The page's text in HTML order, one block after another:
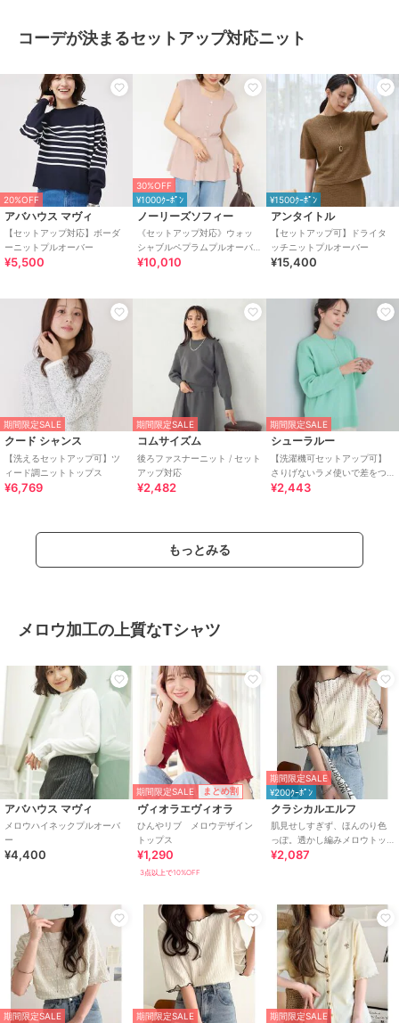
コーデが決まるセットアップ対応ニット
20%OFF
アバハウス マヴィ
【セットアップ対応】ボーダ
ーニットプルオーバー
¥5,500
30%OFF
¥1000ｸｰﾎﾟﾝ
ノーリーズソフィー
《セットアップ対応》ウォッ
シャブルペプラムプルオーバ
ー
¥10,010
¥1500ｸｰﾎﾟﾝ
アンタイトル
【セットアップ可】ドライタ
ッチニットプルオーバー
¥15,400
期間限定SALE
クード シャンス
【洗えるセットアップ可】ツ
ィード調ニットトップス
¥6,769
期間限定SALE
コムサイズム
後ろファスナーニット / セット
アップ対応
¥2,482
期間限定SALE
シューラルー
【洗濯機可セットアップ可】
さりげないラメ使いで差をつ
ける クルーネックニット
¥2,443
もっとみる
メロウ加工の上質なTシャツ
アバハウス マヴィ
メロウハイネックプルオーバ
ー
¥4,400
期間限定SALE まとめ割
ヴィオラエヴィオラ
ひんやリブ メロウデザイン
トップス
¥1,290
3点以上で10%OFF
期間限定SALE
¥200ｸｰﾎﾟﾝ
クラシカルエルフ
肌見せしすぎず、ほんのり色
っぽ。透かし編みメロウトッ
プスカットソー（半袖）
¥2,087
期間限定SALE
期間限定SALE
期間限定SALE